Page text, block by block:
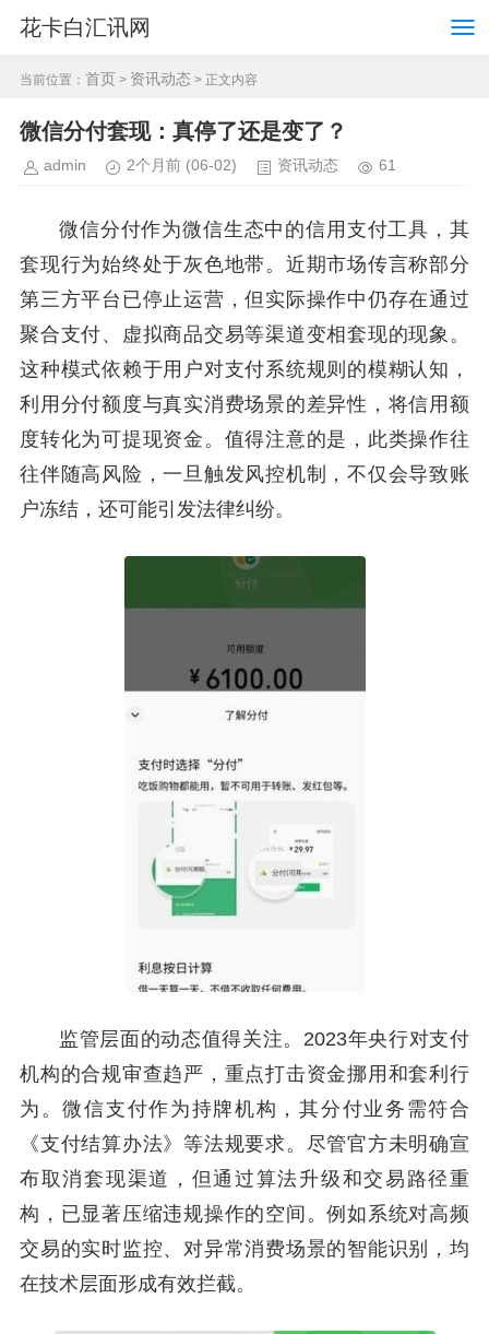
花卡白汇讯网
当前位置： 首页 > 资讯动态 > 正文内容
微信分付套现：真停了还是变了？
admin 2个月前 (06-02) 资讯动态 61
微信分付作为微信生态中的信用支付工具，其
套现行为始终处于灰色地带。近期市场传言称部分
第三方平台已停止运营，但实际操作中仍存在通过
聚合支付、虚拟商品交易等渠道变相套现的现象。
这种模式依赖于用户对支付系统规则的模糊认知，
利用分付额度与真实消费场景的差异性，将信用额
度转化为可提现资金。值得注意的是，此类操作往
往伴随高风险，一旦触发风控机制，不仅会导致账
户冻结，还可能引发法律纠纷。
监管层面的动态值得关注。2023年央行对支付
机构的合规审查趋严，重点打击资金挪用和套利行
为。微信支付作为持牌机构，其分付业务需符合
《支付结算办法》等法规要求。尽管官方未明确宣
布取消套现渠道，但通过算法升级和交易路径重
构，已显著压缩违规操作的空间。例如系统对高频
交易的实时监控、对异常消费场景的智能识别，均
在技术层面形成有效拦截。